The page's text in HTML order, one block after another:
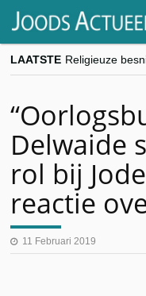
LAATSTE
Delwaide
rol bij
reactie
11 Februari 2019